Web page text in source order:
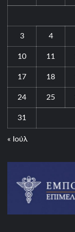
3 4
10 11
17 18
24 25
31
« Ιούλ